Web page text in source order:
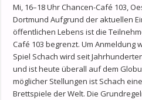
Mi, 16–18 Uhr Chancen-Café 103,
Dortmund Aufgrund der aktuellen
öffentlichen Lebens ist die
Café 103 begrenzt. Um Anmeldung
Spiel Schach wird seit
und ist heute überall auf dem
möglicher Stellungen ist Schach
Brettspiele der Welt. Die